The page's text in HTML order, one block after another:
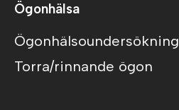
Ögonhälsa
Ögonhälsoundersökning
Torra/rinnande ögon